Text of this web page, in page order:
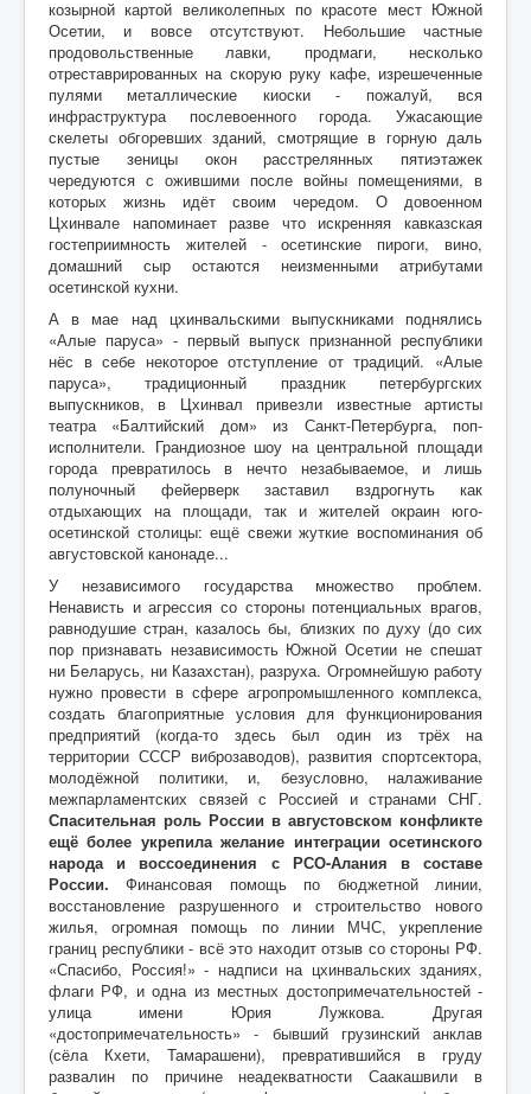
козырной картой великолепных по красоте мест Южной
Осетии, и вовсе отсутствуют. Небольшие частные
продовольственные лавки, продмаги, несколько
отреставрированных на скорую руку кафе, изрешеченные
пулями металлические киоски - пожалуй, вся
инфраструктура послевоенного города. Ужасающие
скелеты обгоревших зданий, смотрящие в горную даль
пустые зеницы окон расстрелянных пятиэтажек
чередуются с ожившими после войны помещениями, в
которых жизнь идёт своим чередом. О довоенном
Цхинвале напоминает разве что искренняя кавказская
гостеприимность жителей - осетинские пироги, вино,
домашний сыр остаются неизменными атрибутами
осетинской кухни.
А в мае над цхинвальскими выпускниками поднялись
«Алые паруса» - первый выпуск признанной республики
нёс в себе некоторое отступление от традиций. «Алые
паруса», традиционный праздник петербургских
выпускников, в Цхинвал привезли известные артисты
театра «Балтийский дом» из Санкт-Петербурга, поп-
исполнители. Грандиозное шоу на центральной площади
города превратилось в нечто незабываемое, и лишь
полуночный фейерверк заставил вздрогнуть как
отдыхающих на площади, так и жителей окраин юго-
осетинской столицы: ещё свежи жуткие воспоминания об
августовской канонаде...
У независимого государства множество проблем.
Ненависть и агрессия со стороны потенциальных врагов,
равнодушие стран, казалось бы, близких по духу (до сих
пор признавать независимость Южной Осетии не спешат
ни Беларусь, ни Казахстан), разруха. Огромнейшую работу
нужно провести в сфере агропромышленного комплекса,
создать благоприятные условия для функционирования
предприятий (когда-то здесь был один из трёх на
территории СССР виброзаводов), развития спортсектора,
молодёжной политики, и, безусловно, налаживание
межпарламентских связей с Россией и странами СНГ.
Спасительная роль России в августовском конфликте
ещё более укрепила желание интеграции осетинского
народа и воссоединения с РСО-Алания в составе
России. Финансовая помощь по бюджетной линии,
восстановление разрушенного и строительство нового
жилья, огромная помощь по линии МЧС, укрепление
границ республики - всё это находит отзыв со стороны РФ.
«Спасибо, Россия!» - надписи на цхинвальских зданиях,
флаги РФ, и одна из местных достопримечательностей -
улица имени Юрия Лужкова. Другая
«достопримечательность» - бывший грузинский анклав
(сёла Кхети, Тамарашени), превратившийся в груду
развалин по причине неадекватности Саакашвили в